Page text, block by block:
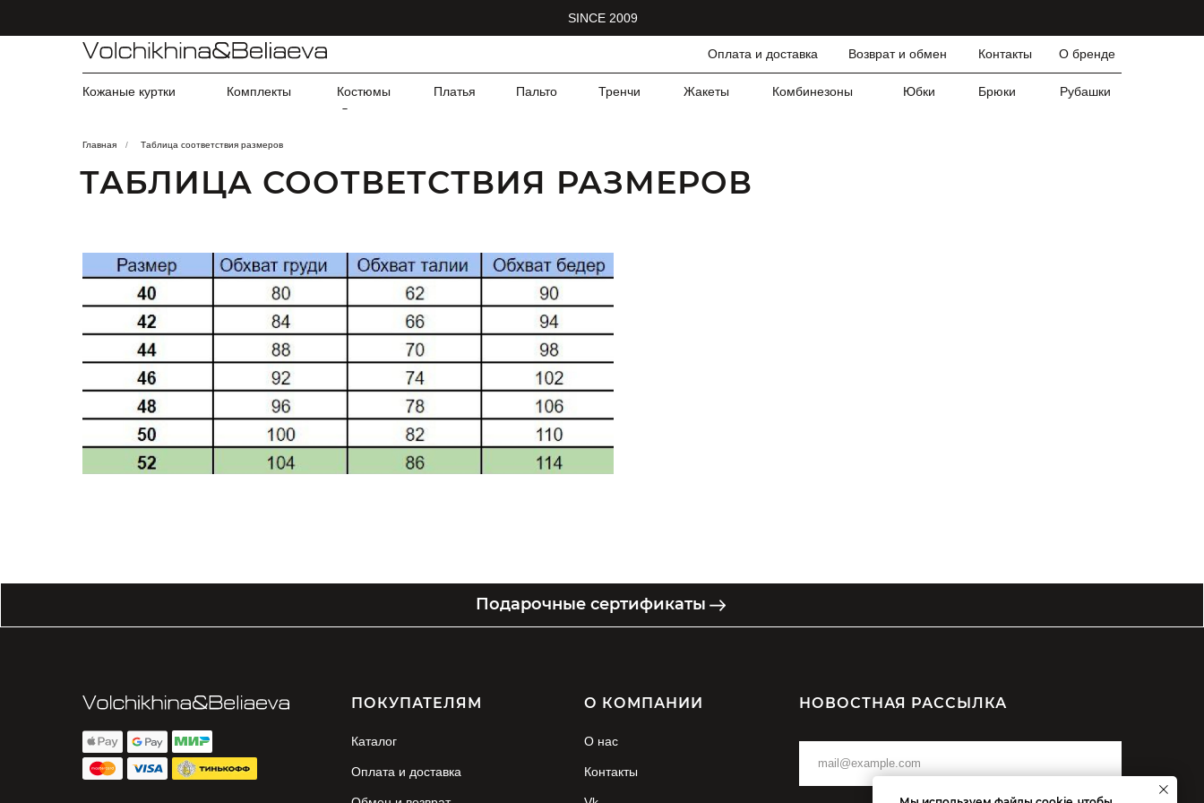
SINCE 2009
Оплата и доставка Контакты
Возврат и обмен О бренде
Кожаные куртки Комплекты Костюмы Платья Пальто Тренчи Жакеты Комбинезоны Юбки Брюки Рубашки
Главная / Таблица соответствия размеров
ТАБЛИЦА СООТВЕТСТВИЯ РАЗМЕРОВ
Подарочные сертификаты
ПОКУПАТЕЛЯМ
Каталог
Оплата и доставка
О КОМПАНИИ
О нас
Контакты
НОВОСТНАЯ РАССЫЛКА